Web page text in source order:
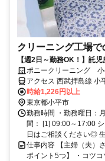
クリーニング工場
【週2日～勤務OK！】託
経験者・シニアの方も活躍
ポニークリーニング 小
アクセス 西武拝島線 小
約19分、西武新宿線 花
小平2小学校前 徒歩5分
時給1,226円以上
東京都小平市
勤務時間 ・勤務曜日：
間： [1] 09:00～17:00
日はご相談ください◎
仕事内容 【主婦（夫）
ポイント5つ】 ・コツ